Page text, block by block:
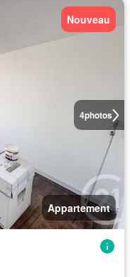
4photos
Nouveau
Appartement